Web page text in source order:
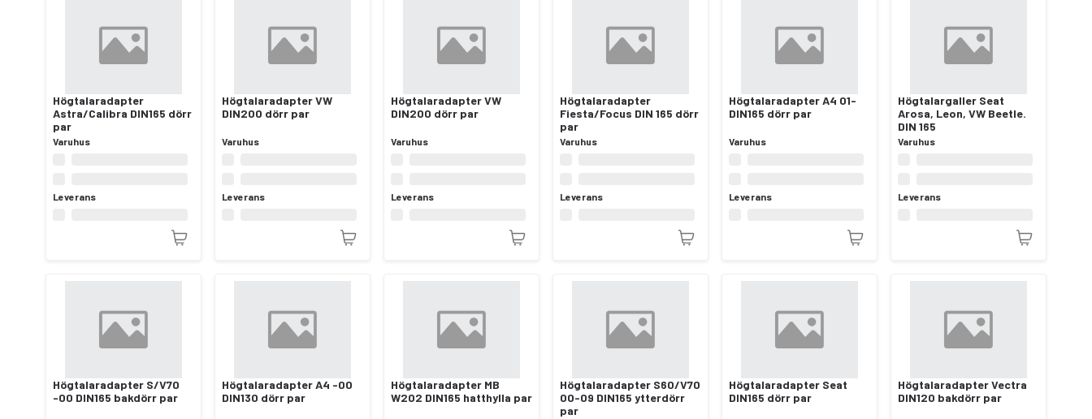
Högtalaradapter
Astra/Calibra DIN165 dörr
par
Varuhus
Leverans
Högtalaradapter VW
DIN200 dörr par
Varuhus
Leverans
Högtalaradapter VW
DIN200 dörr par
Varuhus
Leverans
Högtalaradapter
Fiesta/Focus DIN 165 dörr
par
Varuhus
Leverans
Högtalaradapter A4 01-
DIN165 dörr par
Varuhus
Leverans
Högtalargaller Seat
Arosa, Leon, VW Beetle.
DIN 165
Varuhus
Leverans
Högtalaradapter S/V70
-00 DIN165 bakdörr par
Högtalaradapter A4 -00
DIN130 dörr par
Högtalaradapter MB
W202 DIN165 hatthylla par
Högtalaradapter S60/V70
00-09 DIN165 ytterdörr
par
Högtalaradapter Seat
DIN165 dörr par
Högtalaradapter Vectra
DIN120 bakdörr par